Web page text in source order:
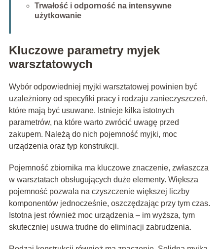
Trwałość i odporność na intensywne
użytkowanie
Kluczowe parametry myjek
warsztatowych
Wybór odpowiedniej myjki warsztatowej powinien być
uzależniony od specyfiki pracy i rodzaju zanieczyszczeń,
które mają być usuwane. Istnieje kilka istotnych
parametrów, na które warto zwrócić uwagę przed
zakupem. Należą do nich pojemność myjki, moc
urządzenia oraz typ konstrukcji.
Pojemność zbiornika ma kluczowe znaczenie, zwłaszcza
w warsztatach obsługujących duże elementy. Większa
pojemność pozwala na czyszczenie większej liczby
komponentów jednocześnie, oszczędzając przy tym czas.
Istotna jest również moc urządzenia – im wyższa, tym
skuteczniej usuwa trudne do eliminacji zabrudzenia.